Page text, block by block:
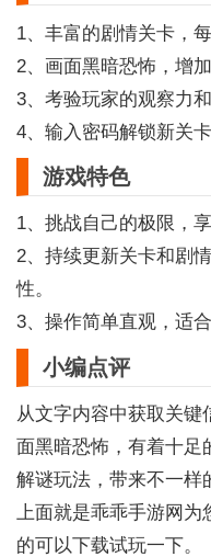
1、丰富的剧情关卡，
2、画面黑暗恐怖，增
3、考验玩家的观察力
4、输入密码解锁新关
游戏特色
1、挑战自己的极限，
2、持续更新关卡和剧
性。
3、操作简单直观，适
小编点评
从文字内容中获取关
面黑暗恐怖，有着十足
解谜玩法，带来不一样
上面就是乖乖手游网
的可以下载试玩一下。